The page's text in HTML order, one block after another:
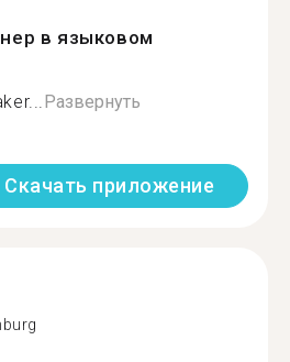
в языковом
Развернуть
Скачать приложение